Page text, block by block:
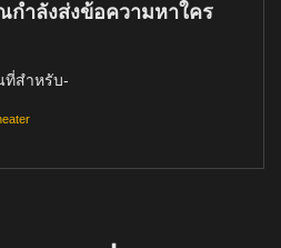
ำลังส่งข้อความหาใคร
ที่สำหรับ-